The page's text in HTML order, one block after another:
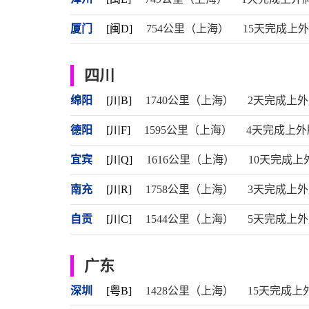
厦门 [闽D] 754公里（上海） 15天完成上
四川
绵阳 [川B] 1740公里（上海） 2天完成上
德阳 [川F] 1595公里（上海） 4天完成上外
宜宾 [川Q] 1616公里（上海） 10天完成上
南充 [川R] 1758公里（上海） 3天完成上
自贡 [川C] 1544公里（上海） 5天完成上
广东
深圳 [粤B] 1428公里（上海） 15天完成上